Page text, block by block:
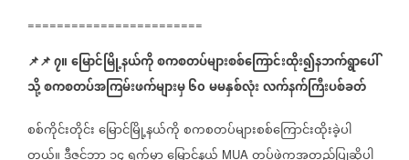
========================
📌📌၇။မြောင်မြို့နယ်ကိုစကစတပ်များစစ်ကြောင်းထိုး၍နဘက်ရွာပေါ်
သို့စကစတပ်အကြမ်းဖက်များမှ ၆၀မမနှစ်လုံးလက်နက်ကြီးပစ်ခတ်
စစ်ကိုင်းတိုင်းမြောင်မြို့နယ်ကိုစကစတပ်များစစ်ကြောင်းထိုးခဲ့ပါ
MUA